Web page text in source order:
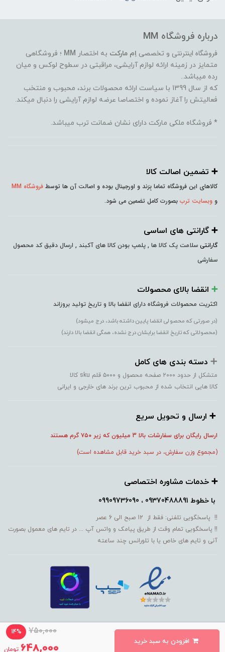
750,000
14%
648,000 تومان
درباره فروشگاه MM
فروشگاه اینترنتی و تخصصی اِم مارکت به اختصار MM ؛ فروشگاهی
متمایز در زمینه ارائه لوازم آرایشی، مراقبتی در سطوح لوکس و میان
رده میباشد..
که از سال 1399 با سیاست ارائه محصولات برند، محبوب و منتخب
فعالیتش را آغاز نموده و اختصاصا عرضه لوازم آرایشی را دنبال میکند.
* فروشگاه ملکی مارکت دارای نشان ضمانت ترب میباشد.
➕️ تضمین اصالت کالا
کالاهای این فروشگاه تماما بِرَند و اورجینال بوده و اصالت آن ها توسط فروشگاه MM
و وبسایت ترب بصورت کامل تضمین می شود.
➕️ گارانتی های اساسی
گارانتی سلامت پک کالا ها , پلمپ بودن کالا های آکبند , ارسال دقیق کد محصول
سفارشی
➕️ انقضا بالای محصولات
اکثریت محصولات فروشگاه دارای انقضا بالا و تاریخ تولید بروزاند
(در صورتی که محصولی انقضا پایین داشته باشد، درج میشود)
(محصولاتی که تاریخ انقضا برایشان درج نشده، همگی انقضا بالا دارند)
➕️ دسته بندی های کامل
متشکل از حدود ۲۰۰۰ صفحه محصول و ۵۰۰۰ قلم sku کالا
کالا هایی انتخاب شده از محبوب ترین برند های خارجی و ایرانی
➕️ ارسال و تحویل سریع
ارسال رایگان برای سفارشات بالا 3 میلیون که زیر ۷۵۰ گرم هستند
(مجموع وزن سفارش، در سبد خرید قابل مشاهده است)
➕️ خدمات مشاوره اختصاصی
با خطوط 09370488891 ، 09909736090
!! پاسخگویی تلفنی: فقط از 12 صبح الی 6 عصر
!! پاسخگویی تمام وقت از طریق پیامک و واتس آپ ... در تایم های معمول بصورت
آنی و تایم های خاص یا با تلورانس چند ساعته
ساخت سایت توسط MM